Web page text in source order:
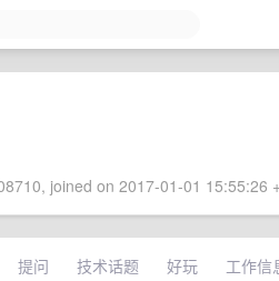
joined on 2017-01-01 15:55:26
提问 技术话题 好玩 工作信